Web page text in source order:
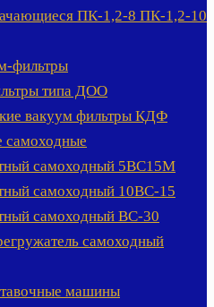
ПК-1,2-8 ПК-1,2-10
фильтры
типа ДОО
вакуум фильтры КДФ
самоходные
самоходный 5ВС15М
самоходный 10ВС-15
самоходный ВС-30
самоходный
машины